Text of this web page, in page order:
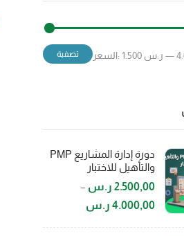
تصفية السعر: 1.500 ر.س —
دورة إدارة المشاريع PMP
والتأهيل للاختبار
2.500,00 ر.س –
4.000,00 ر.س